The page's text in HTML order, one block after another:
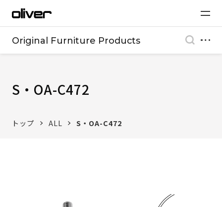
Original Furniture Products
S・OA-C472
トップ ALL S・OA-C472